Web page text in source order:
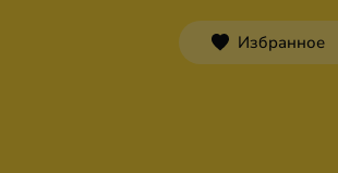
Избранное